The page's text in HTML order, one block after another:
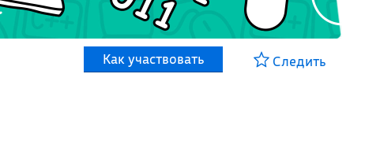
Как участвовать Следить